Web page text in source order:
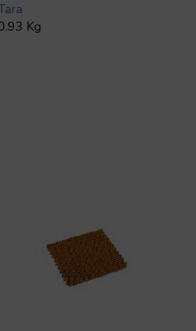
Kg